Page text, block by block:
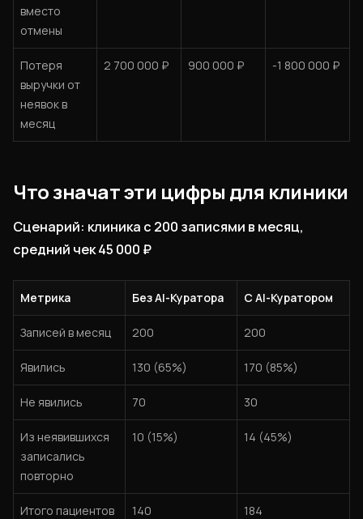
вместо
отмены
Потеря
выручки от
неявок в
месяц
2 700 000 ₽ 900 000 ₽ -1 800 000 ₽
Что значат эти цифры для клиники
Сценарий: клиника с 200 записями в месяц,
средний чек 45 000 ₽
Метрика Без AI-Куратора С AI-Куратором
Записей в месяц 200 200
Явились 130 (65%) 170 (85%)
Не явились 70 30
Из неявившихся
записались
повторно
10 (15%) 14 (45%)
Итого пациентов
140 184